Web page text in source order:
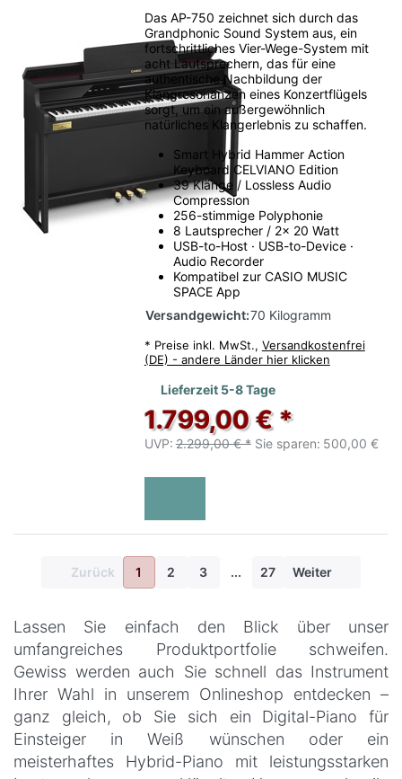
Das AP-750 zeichnet sich durch das
Grandphonic Sound System aus, ein
fortschrittliches Vier-Wege-System mit
acht Lautsprechern, das für eine
authentische Nachbildung der
Klangresonanzen eines Konzertflügels
sorgt, um ein außergewöhnlich
natürliches Klangerlebnis zu schaffen.
Smart Hybrid Hammer Action
Keyboard CELVIANO Edition
39 Klänge / Lossless Audio
Compression
256-stimmige Polyphonie
8 Lautsprecher / 2x 20 Watt
USB-to-Host · USB-to-Device ·
Audio Recorder
Kompatibel zur CASIO MUSIC
SPACE App
Versandgewicht:70 Kilogramm
* Preise inkl. MwSt., Versandkostenfrei
(DE) - andere Länder hier klicken
Lieferzeit 5-8 Tage
1.799,00 € *
UVP: 2.299,00 € * Sie sparen: 500,00 €
Zurück 1 2 3 ... 27 Weiter
Lassen Sie einfach den Blick über unser
umfangreiches Produktportfolie schweifen.
Gewiss werden auch Sie schnell das Instrument
Ihrer Wahl in unserem Onlineshop entdecken –
ganz gleich, ob Sie sich ein Digital-Piano für
Einsteiger in Weiß wünschen oder ein
meisterhaftes Hybrid-Piano mit leistungsstarken